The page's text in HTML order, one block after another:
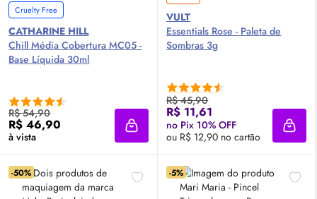
Cruelty Free
CATHARINE HILL
Chill Média Cobertura MC05 -
Base Líquida 30ml
R$ 54,90
R$ 46,90
à vista Adicionar à sacola
VULT
Essentials Rose - Paleta de
Sombras 3g
R$ 45,90
R$ 11,61
no Pix 10% OFF
ou R$ 12,90 no cartão
-50% -5%